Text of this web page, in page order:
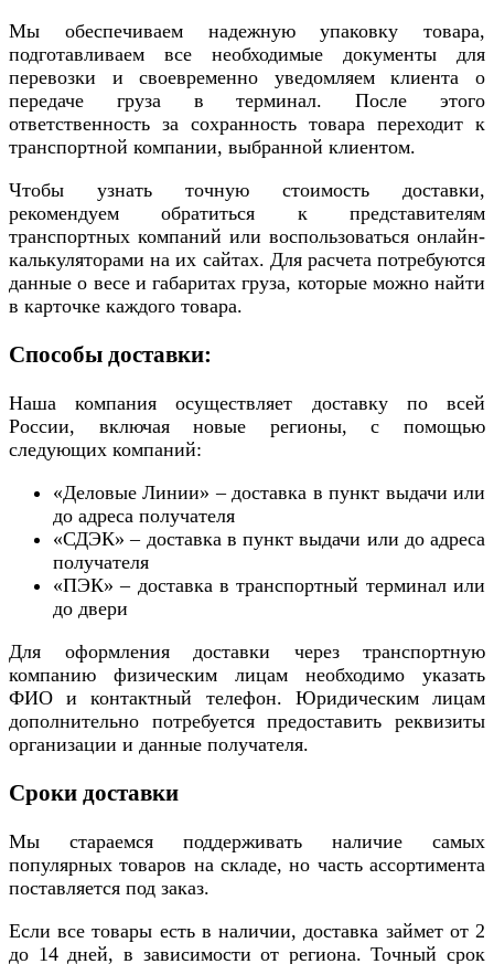
Мы обеспечиваем надежную упаковку товара,
подготавливаем все необходимые документы для
перевозки и своевременно уведомляем клиента о
передаче груза в терминал. После этого
ответственность за сохранность товара переходит к
транспортной компании, выбранной клиентом.
Чтобы узнать точную стоимость доставки,
рекомендуем обратиться к представителям
транспортных компаний или воспользоваться онлайн-
калькуляторами на их сайтах. Для расчета потребуются
данные о весе и габаритах груза, которые можно найти
в карточке каждого товара.
Способы доставки:
Наша компания осуществляет доставку по всей
России, включая новые регионы, с помощью
следующих компаний:
«Деловые Линии» – доставка в пункт выдачи или
до адреса получателя
«СДЭК» – доставка в пункт выдачи или до адреса
получателя
«ПЭК» – доставка в транспортный терминал или
до двери
Для оформления доставки через транспортную
компанию физическим лицам необходимо указать
ФИО и контактный телефон. Юридическим лицам
дополнительно потребуется предоставить реквизиты
организации и данные получателя.
Сроки доставки
Мы стараемся поддерживать наличие самых
популярных товаров на складе, но часть ассортимента
поставляется под заказ.
Если все товары есть в наличии, доставка займет от 2
до 14 дней, в зависимости от региона. Точный срок